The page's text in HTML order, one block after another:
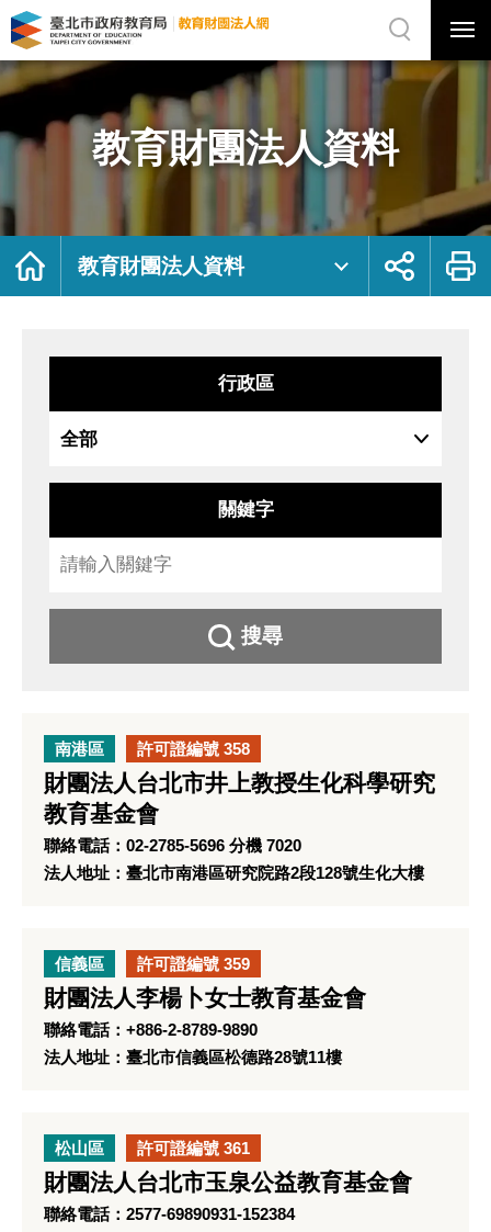
教
育
團
資
料
府
局
法
網
站
選
選
單
關
網
站
尋
教育財團法人資料
首
教育財團法人資料
展
鈕
列
行政區
關鍵字
搜尋
南港區 許可證編號 358
財團法人台北市井上教授生化科學研究
教育基金會
聯絡電話：02-2785-5696 分機 7020
法人地址：臺北市南港區研究院路2段128號生化大樓
信義區 許可證編號 359
財團法人李楊卜女士教育基金會
聯絡電話：+886-2-8789-9890
法人地址：臺北市信義區松德路28號11樓
松山區 許可證編號 361
財團法人台北市玉泉公益教育基金會
聯絡電話：2577-69890931-152384